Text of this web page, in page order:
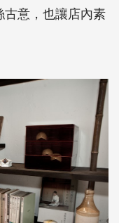
意，也讓店內素